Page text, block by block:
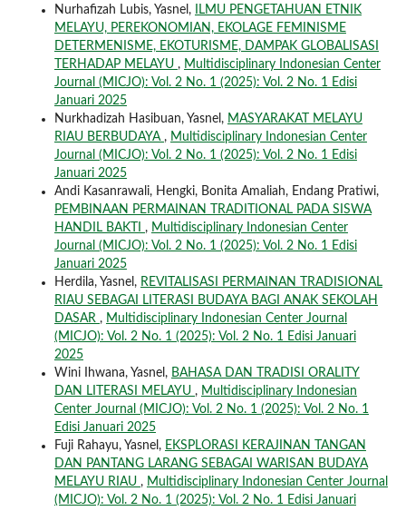
Nurhafizah Lubis, Yasnel,
ILMU PENGETAHUAN ETNIK
MELAYU, PEREKONOMIAN, EKOLAGE FEMINISME
DETERMENISME, EKOTURISME, DAMPAK GLOBALISASI
TERHADAP MELAYU , Multidisciplinary Indonesian Center
Journal (MICJO): Vol. 2 No. 1 (2025): Vol. 2 No. 1 Edisi
Januari 2025
Nurkhadizah Hasibuan, Yasnel, MASYARAKAT MELAYU
RIAU BERBUDAYA , Multidisciplinary Indonesian Center
Journal (MICJO): Vol. 2 No. 1 (2025): Vol. 2 No. 1 Edisi
Januari 2025
Andi Kasanrawali, Hengki, Bonita Amaliah, Endang Pratiwi,
PEMBINAAN PERMAINAN TRADITIONAL PADA SISWA
HANDIL BAKTI , Multidisciplinary Indonesian Center
Journal (MICJO): Vol. 2 No. 1 (2025): Vol. 2 No. 1 Edisi
Januari 2025
Herdila, Yasnel, REVITALISASI PERMAINAN TRADISIONAL
RIAU SEBAGAI LITERASI BUDAYA BAGI ANAK SEKOLAH
DASAR , Multidisciplinary Indonesian Center Journal
(MICJO): Vol. 2 No. 1 (2025): Vol. 2 No. 1 Edisi Januari
2025
Wini Ihwana, Yasnel, BAHASA DAN TRADISI ORALITY
DAN LITERASI MELAYU , Multidisciplinary Indonesian
Center Journal (MICJO): Vol. 2 No. 1 (2025): Vol. 2 No. 1
Edisi Januari 2025
Fuji Rahayu, Yasnel, EKSPLORASI KERAJINAN TANGAN
DAN PANTANG LARANG SEBAGAI WARISAN BUDAYA
MELAYU RIAU , Multidisciplinary Indonesian Center Journal
(MICJO): Vol. 2 No. 1 (2025): Vol. 2 No. 1 Edisi Januari